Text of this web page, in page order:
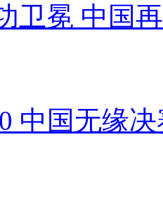
卫冕 中国
中国无缘